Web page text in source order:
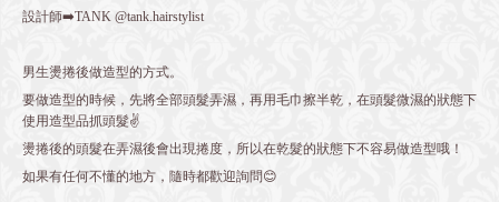
設計師➡️TANK @tank.hairstylist
男生燙捲後做造型的方式。
要做造型的時候，先將全部頭髮弄濕，再用毛巾擦半乾，在頭髮微濕的狀態下
使用造型品抓頭髮✌️
燙捲後的頭髮在弄濕後會出現捲度，所以在乾髮的狀態下不容易做造型哦！
如果有任何不懂的地方，隨時都歡迎詢問😊